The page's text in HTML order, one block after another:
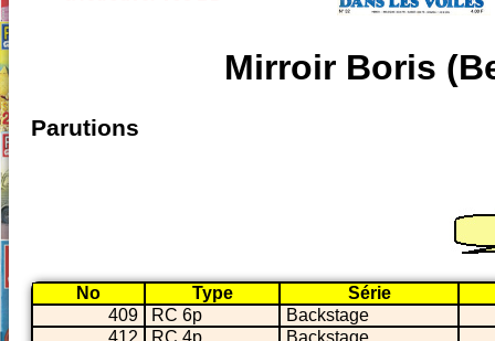
Mirroir Boris
Parutions
No Type
Série
409
RC 6p
Backstage
412
RC 4p
Backstage